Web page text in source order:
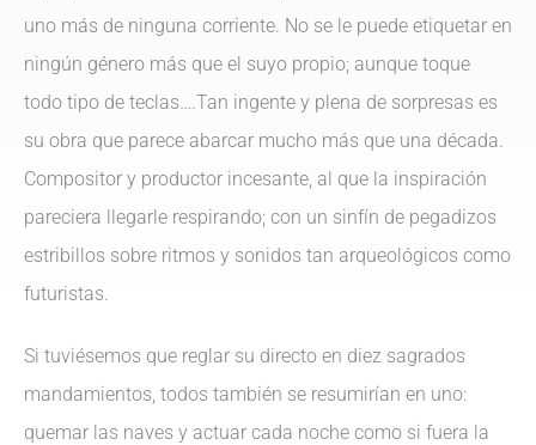
uno más de ninguna corriente. No se le puede etiquetar en
ningún género más que el suyo propio; aunque toque
todo tipo de teclas….Tan ingente y plena de sorpresas es
su obra que parece abarcar mucho más que una década.
Compositor y productor incesante, al que la inspiración
pareciera llegarle respirando; con un sinfín de pegadizos
estribillos sobre ritmos y sonidos tan arqueológicos como
futuristas.
Si tuviésemos que reglar su directo en diez sagrados
mandamientos, todos también se resumirían en uno:
quemar las naves y actuar cada noche como si fuera la